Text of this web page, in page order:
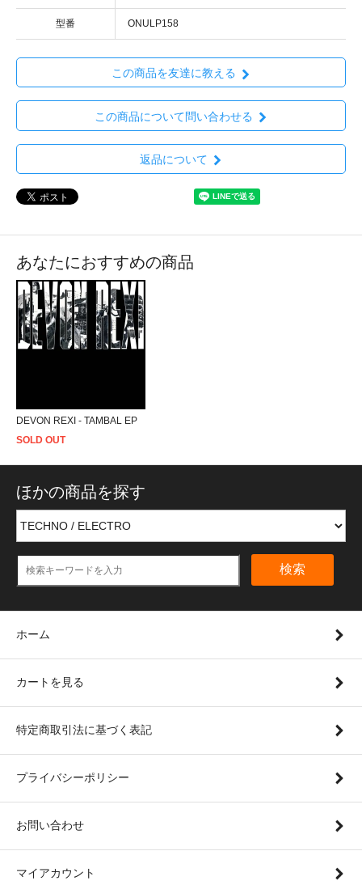
型番 ONULP158
この商品を友達に教える
この商品について問い合わせる
返品について
あなたにおすすめの商品
DEVON REXI - TAMBAL EP
SOLD OUT
ほかの商品を探す
検索
ホーム
カートを見る
特定商取引法に基づく表記
プライバシーポリシー
お問い合わせ
マイアカウント